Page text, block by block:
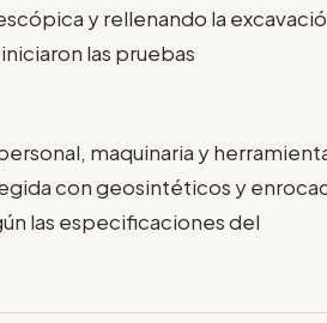
y rellenando la
las pruebas
maquinaria y
con geosintéticos y
las especificaciones del